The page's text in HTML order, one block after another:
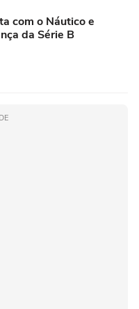
com o Náutico e
da Série B